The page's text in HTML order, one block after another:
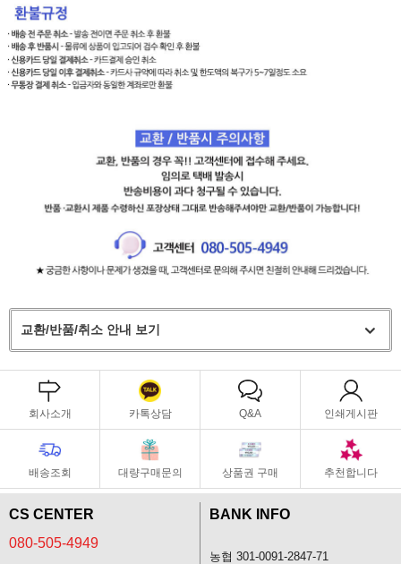
교환/반품/취소 안내 보기
회사소개 카톡상담 Q&A 인쇄게시판
배송조회 대량구매문의 상품권 구매 추천합니다
CS CENTER
080-505-4949
BANK INFO
농협 301-0091-2847-71